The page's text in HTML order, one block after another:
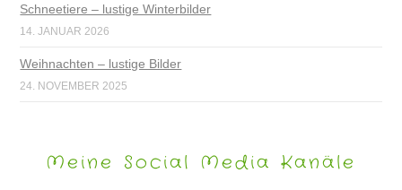
Schneetiere – lustige Winterbilder
14. JANUAR 2026
Weihnachten – lustige Bilder
24. NOVEMBER 2025
Meine Social Media Kanäle